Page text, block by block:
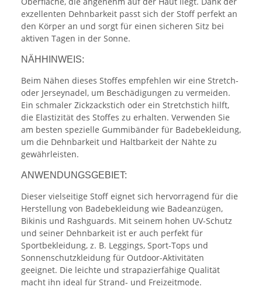
exzellenten Dehnbarkeit passt sich der Stoff perfekt an
den Körper an und sorgt für einen sicheren Sitz bei
aktiven Tagen in der Sonne.
NÄHHINWEIS:
Beim Nähen dieses Stoffes empfehlen wir eine Stretch-
oder Jerseynadel, um Beschädigungen zu vermeiden.
Ein schmaler Zickzackstich oder ein Stretchstich hilft,
die Elastizität des Stoffes zu erhalten. Verwenden Sie
am besten spezielle Gummibänder für Badebekleidung,
um die Dehnbarkeit und Haltbarkeit der Nähte zu
gewährleisten.
ANWENDUNGSGEBIET:
Dieser vielseitige Stoff eignet sich hervorragend für die
Herstellung von Badebekleidung wie Badeanzügen,
Bikinis und Rashguards. Mit seinem hohen UV-Schutz
und seiner Dehnbarkeit ist er auch perfekt für
Sportbekleidung, z. B. Leggings, Sport-Tops und
Sonnenschutzkleidung für Outdoor-Aktivitäten
geeignet. Die leichte und strapazierfähige Qualität
macht ihn ideal für Strand- und Freizeitmode.